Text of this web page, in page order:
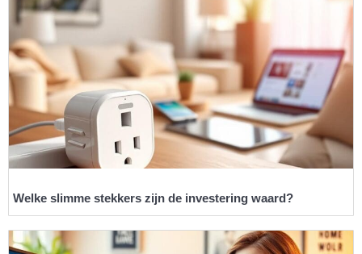
Welke slimme stekkers zijn de investering waard?